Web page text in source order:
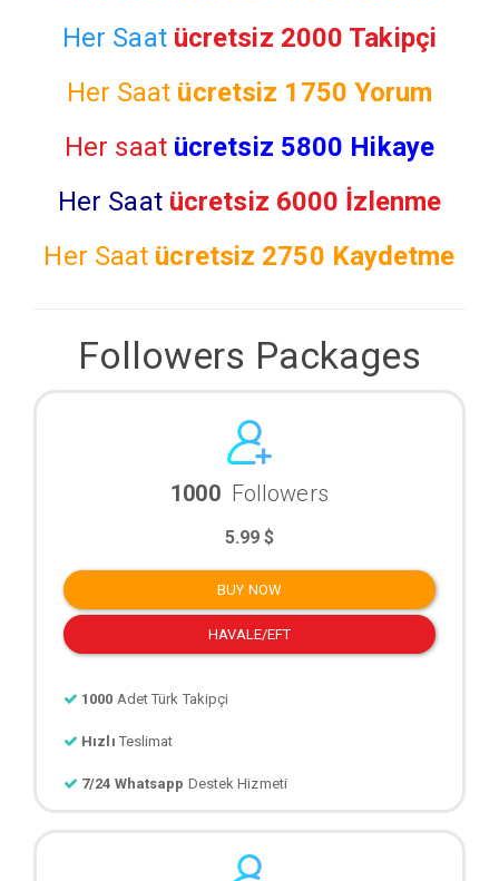
Her Saat ücretsiz 2000 Takipçi
Her Saat ücretsiz 1750 Yorum
Her saat ücretsiz 5800 Hikaye
Her Saat ücretsiz 6000 İzlenme
Her Saat ücretsiz 2750 Kaydetme
Followers Packages
1000 Followers
5.99 $
BUY NOW
HAVALE/EFT
1000 Adet Türk Takipçi
Hızlı Teslimat
7/24 Whatsapp Destek Hizmeti